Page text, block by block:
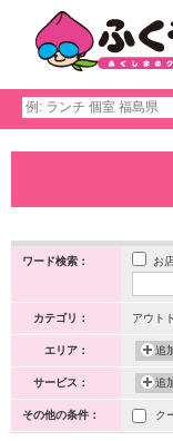
ワード検索： お
カテゴリ： アウト
エリア： 追
サービス： 追
その他の条件： ク